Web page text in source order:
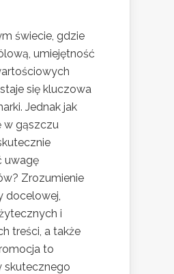
świecie, gdzie
umiejętność
się kluczowa
Jednak jak
w gąszczu
uwagę
Zrozumienie
docelowej,
i
treści, a także
to
skutecznego